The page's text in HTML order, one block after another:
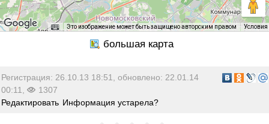
Это изображение может быть защищено авторским правом Условия
Регистрация: 26.10.13 18:51, обновлено: 22.01.14
00:11,
1307
Редактировать Информация устарела?